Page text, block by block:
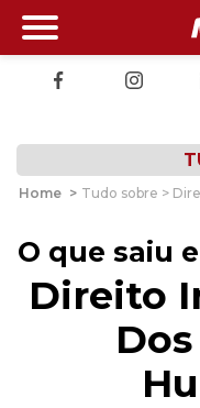
Home > Tudo sobre >
O que saiu
Direito